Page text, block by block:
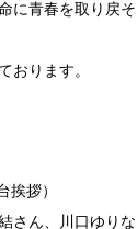
に青春を取り戻
おります。
拶）
さん、川口ゆり